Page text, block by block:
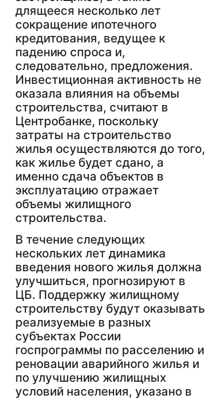
длящееся несколько лет
сокращение ипотечного
кредитования, ведущее к
падению спроса и,
следовательно, предложения.
Инвестиционная активность не
оказала влияния на объемы
строительства, считают в
Центробанке, поскольку
затраты на строительство
жилья осуществляются до того,
как жилье будет сдано, а
именно сдача объектов в
эксплуатацию отражает
объемы жилищного
строительства.
В течение следующих
нескольких лет динамика
введения нового жилья должна
улучшиться, прогнозируют в
ЦБ. Поддержку жилищному
строительству будут оказывать
реализуемые в разных
субъектах России
госпрограммы по расселению и
реновации аварийного жилья и
по улучшению жилищных
условий населения, указано в